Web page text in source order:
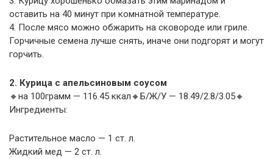
оставить на 40 минут при комнатной температуре.
4. После мясо можно обжарить на сковороде или гриле.
Горчичные семена лучше снять, иначе они подгорят и могут
горчить.
2. Курица с апельсиновым соусом
🔸на 100грамм — 116.45 ккал🔸Б/Ж/У — 18.49/2.8/3.05🔸
Ингредиенты:
Растительное масло — 1 ст. л.
Жидкий мед — 2 ст. л.